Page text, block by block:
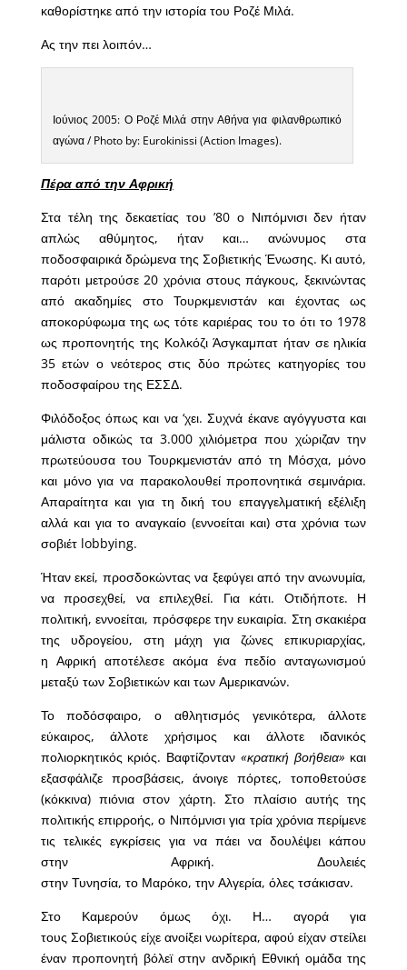
καθορίστηκε από την ιστορία του Ροζέ Μιλά.
Ας την πει λοιπόν…
Ιούνιος 2005: Ο Ροζέ Μιλά στην Αθήνα για φιλανθρωπικό
αγώνα / Photo by: Eurokinissi (Action Images).
Πέρα από την Αφρική
Στα τέλη της δεκαετίας του ’80 ο Νιπόμνισι δεν ήταν
απλώς αθύμητος, ήταν και… ανώνυμος στα
ποδοσφαιρικά δρώμενα της Σοβιετικής Ένωσης. Κι αυτό,
παρότι μετρούσε 20 χρόνια στους πάγκους, ξεκινώντας
από ακαδημίες στο Τουρκμενιστάν και έχοντας ως
αποκορύφωμα της ως τότε καριέρας του το ότι το 1978
ως προπονητής της Κολκόζι Άσγκαμπατ ήταν σε ηλικία
35 ετών ο νεότερος στις δύο πρώτες κατηγορίες του
ποδοσφαίρου της ΕΣΣΔ.
Φιλόδοξος όπως και να ‘χει. Συχνά έκανε αγόγγυστα και
μάλιστα οδικώς τα 3.000 χιλιόμετρα που χώριζαν την
πρωτεύουσα του Τουρκμενιστάν από τη Μόσχα, μόνο
και μόνο για να παρακολουθεί προπονητικά σεμινάρια.
Απαραίτητα και για τη δική του επαγγελματική εξέλιξη
αλλά και για το αναγκαίο (εννοείται και) στα χρόνια των
σοβιέτ lobbying.
Ήταν εκεί, προσδοκώντας να ξεφύγει από την ανωνυμία,
να προσεχθεί, να επιλεχθεί. Για κάτι. Οτιδήποτε. Η
πολιτική, εννοείται, πρόσφερε την ευκαιρία. Στη σκακιέρα
της υδρογείου, στη μάχη για ζώνες επικυριαρχίας,
η Αφρική αποτέλεσε ακόμα ένα πεδίο ανταγωνισμού
μεταξύ των Σοβιετικών και των Αμερικανών.
Το ποδόσφαιρο, ο αθλητισμός γενικότερα, άλλοτε
εύκαιρος, άλλοτε χρήσιμος και άλλοτε ιδανικός
πολιορκητικός κριός. Βαφτίζονταν «κρατική βοήθεια» και
εξασφάλιζε προσβάσεις, άνοιγε πόρτες, τοποθετούσε
(κόκκινα) πιόνια στον χάρτη. Στο πλαίσιο αυτής της
πολιτικής επιρροής, ο Νιπόμνισι για τρία χρόνια περίμενε
τις τελικές εγκρίσεις για να πάει να δουλέψει κάπου
στην Αφρική. Δουλειές
στην Τυνησία, το Μαρόκο, την Αλγερία, όλες τσάκισαν.
Στο Καμερούν όμως όχι. Η… αγορά για
τους Σοβιετικούς είχε ανοίξει νωρίτερα, αφού είχαν στείλει
έναν προπονητή βόλεϊ στην ανδρική Εθνική ομάδα της